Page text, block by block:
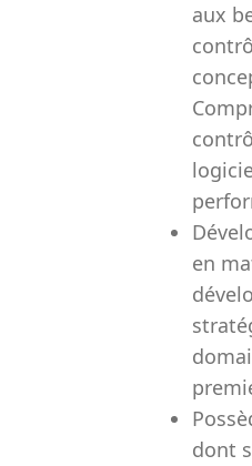
aux
en
dont